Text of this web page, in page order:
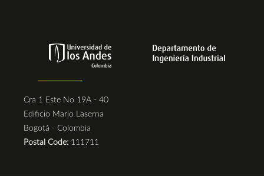
Cra 1 Este No 19A - 40
Edificio Mario Laserna
Bogotá - Colombia
Postal Code: 111711